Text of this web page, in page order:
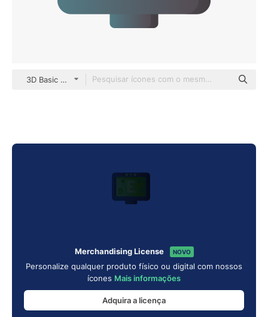
3D Basic Gradient
Merchandising License NOVO
Personalize qualquer produto físico ou digital com nossos
ícones Mais informações
Adquira a licença